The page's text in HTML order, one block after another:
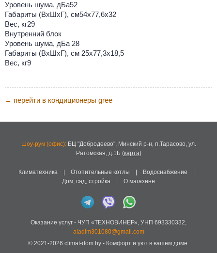
Уровень шума, дБа52
Габариты (ВхШхГ), см54x77,6x32
Вес, кг29
Внутренний блок
Уровень шума, дБа 28
Габариты (ВхШхГ), см 25x77,3x18,5
Вес, кг9
← перейти в кондиционеры gree
Шоу-рум (офис):БЦ "Добродеево", Минский р-н, п.Тарасово, ул.
Ратомская, д.1Б(карта)
Климатехника| Отопительные котлы Водоснабжение
Дом, сад, стройка
О магазине
Оказание услуг - ЧУП «ТЕХНОВИНЕР», УНП 693330332,
aladim301080@gmail.com
© 2021-2026 climat-dom.by - Комфорт и уют в вашем доме.